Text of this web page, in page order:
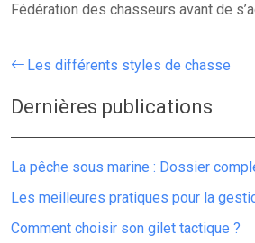
Fédération des chasseurs avant de
Les différents styles de chasse
Dernières publications
La pêche sous marine : Dossier
Les meilleures pratiques pour la
Comment choisir son gilet tactique ?